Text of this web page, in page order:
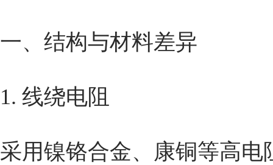
一、结构与材料差异
1. 线绕电阻
采用镍铬合金、康铜等高